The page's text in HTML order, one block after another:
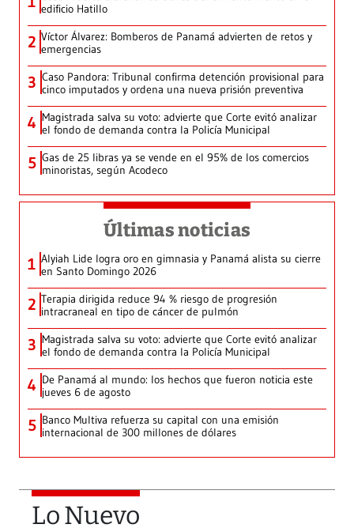
edificio Hatillo
2 Víctor Álvarez: Bomberos de Panamá advierten de retos y
emergencias
3 Caso Pandora: Tribunal confirma detención provisional para
cinco imputados y ordena una nueva prisión preventiva
4 Magistrada salva su voto: advierte que Corte evitó analizar
el fondo de demanda contra la Policía Municipal
5 Gas de 25 libras ya se vende en el 95% de los comercios
minoristas, según Acodeco
Últimas noticias
1 Alyiah Lide logra oro en gimnasia y Panamá alista su cierre
en Santo Domingo 2026
2 Terapia dirigida reduce 94 % riesgo de progresión
intracraneal en tipo de cáncer de pulmón
3 Magistrada salva su voto: advierte que Corte evitó analizar
el fondo de demanda contra la Policía Municipal
4 De Panamá al mundo: los hechos que fueron noticia este
jueves 6 de agosto
5 Banco Multiva refuerza su capital con una emisión
internacional de 300 millones de dólares
Lo Nuevo